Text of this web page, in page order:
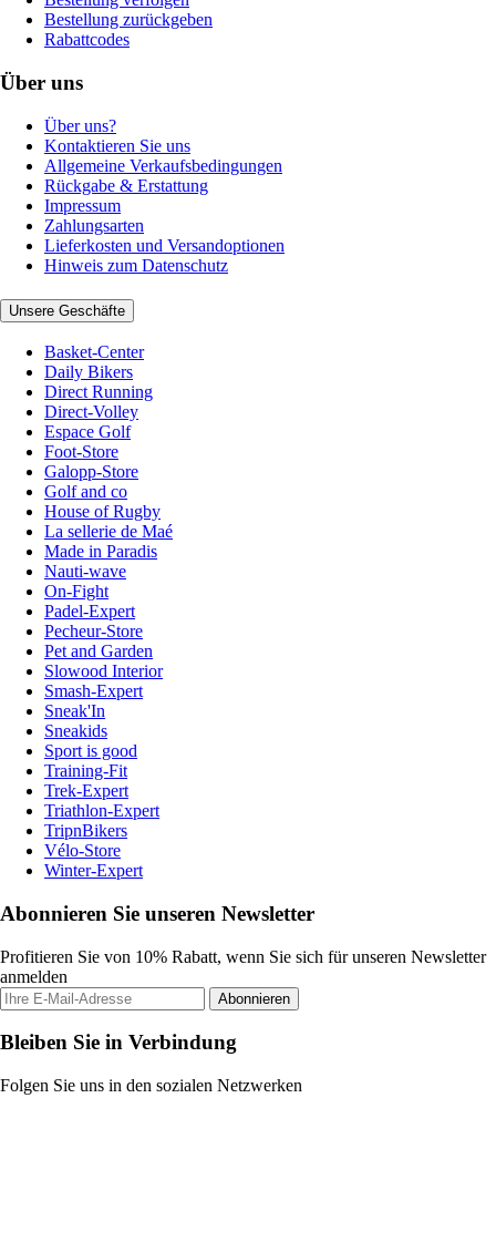
Bestellung zurückgeben
Rabattcodes
Über uns
Über uns?
Kontaktieren Sie uns
Allgemeine Verkaufsbedingungen
Rückgabe & Erstattung
Impressum
Zahlungsarten
Lieferkosten und Versandoptionen
Hinweis zum Datenschutz
Unsere Geschäfte
Basket-Center
Daily Bikers
Direct Running
Direct-Volley
Espace Golf
Foot-Store
Galopp-Store
Golf and co
House of Rugby
La sellerie de Maé
Made in Paradis
Nauti-wave
On-Fight
Padel-Expert
Pecheur-Store
Pet and Garden
Slowood Interior
Smash-Expert
Sneak'In
Sneakids
Sport is good
Training-Fit
Trek-Expert
Triathlon-Expert
TripnBikers
Vélo-Store
Winter-Expert
Abonnieren Sie unseren Newsletter
Profitieren Sie von 10% Rabatt, wenn Sie sich für unseren Newsletter
anmelden
Abonnieren
Bleiben Sie in Verbindung
Folgen Sie uns in den sozialen Netzwerken